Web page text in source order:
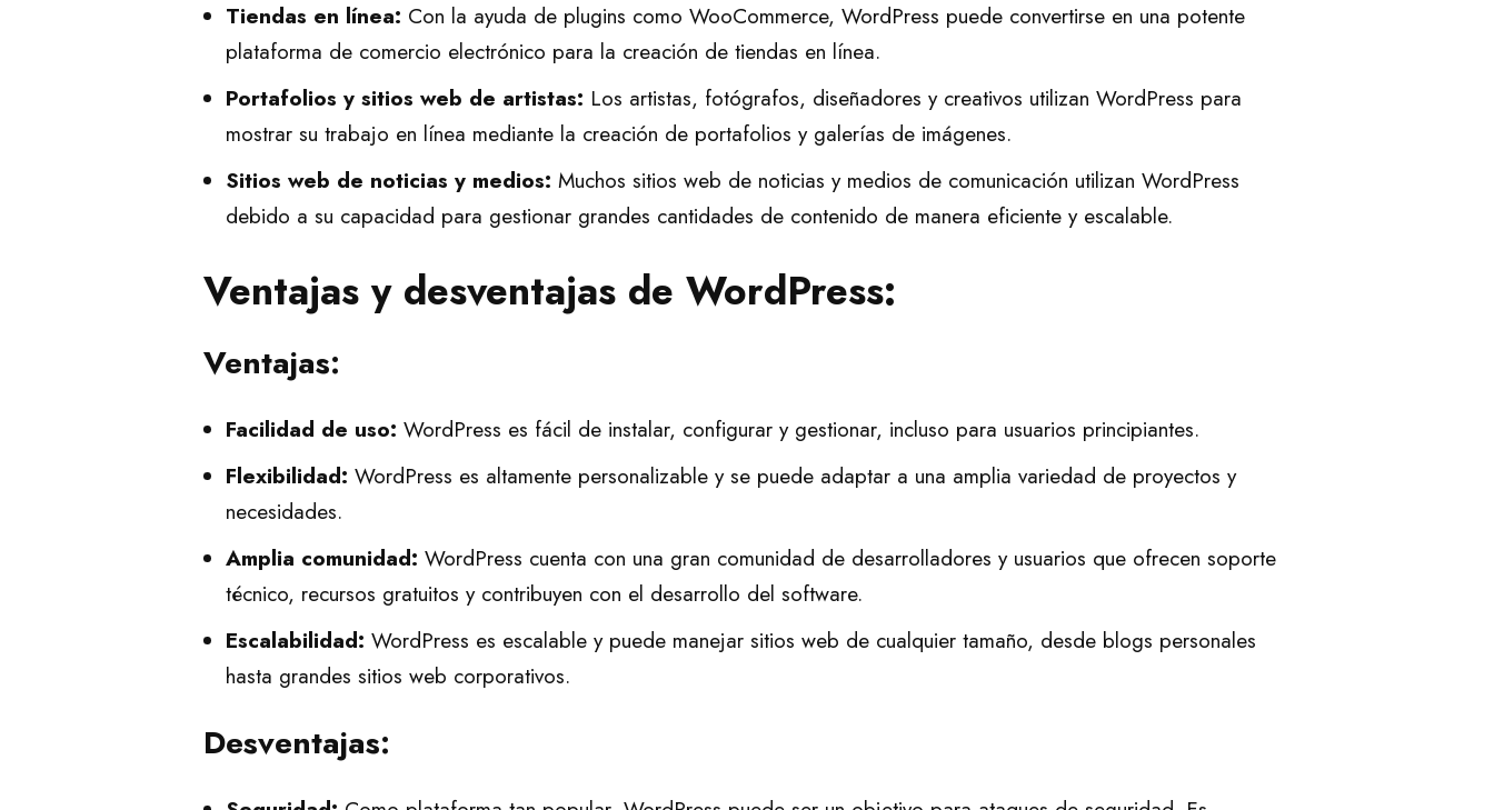
Tiendas en línea: Con la ayuda de plugins como WooCommerce, WordPress puede convertirse en una potente
plataforma de comercio electrónico para la creación de tiendas en línea.
Portafolios y sitios web de artistas: Los artistas, fotógrafos, diseñadores y creativos utilizan WordPress para
mostrar su trabajo en línea mediante la creación de portafolios y galerías de imágenes.
Sitios web de noticias y medios: Muchos sitios web de noticias y medios de comunicación utilizan WordPress
debido a su capacidad para gestionar grandes cantidades de contenido de manera eficiente y escalable.
Ventajas y desventajas de WordPress:
Ventajas:
Facilidad de uso: WordPress es fácil de instalar, configurar y gestionar, incluso para usuarios principiantes.
Flexibilidad: WordPress es altamente personalizable y se puede adaptar a una amplia variedad de proyectos y
necesidades.
Amplia comunidad: WordPress cuenta con una gran comunidad de desarrolladores y usuarios que ofrecen soporte
técnico, recursos gratuitos y contribuyen con el desarrollo del software.
Escalabilidad: WordPress es escalable y puede manejar sitios web de cualquier tamaño, desde blogs personales
hasta grandes sitios web corporativos.
Desventajas: